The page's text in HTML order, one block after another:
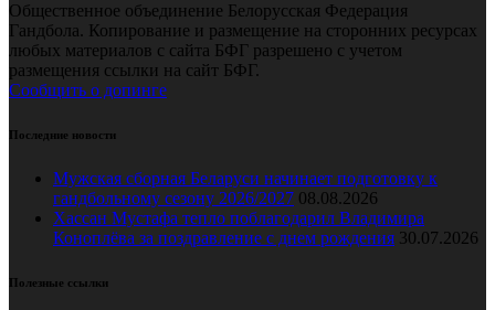
Общественное объединение Белорусская Федерация
Гандбола. Копирование и размещение на сторонних ресурсах
любых материалов с сайта БФГ разрешено с учетом
размещения ссылки на сайт БФГ.
Сообщить о допинге
Последние новости
Мужская сборная Беларуси начинает подготовку к
гандбольному сезону 2026/2027 08.08.2026
Хассан Мустафа тепло поблагодарил Владимира
Коноплёва за поздравление с днем рождения 30.07.2026
Полезные ссылки